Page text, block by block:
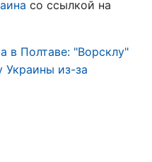
со ссылкой на
в Полтаве: "Ворсклу"
Украины из-за